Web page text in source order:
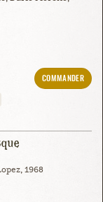
COMMANDER
1968